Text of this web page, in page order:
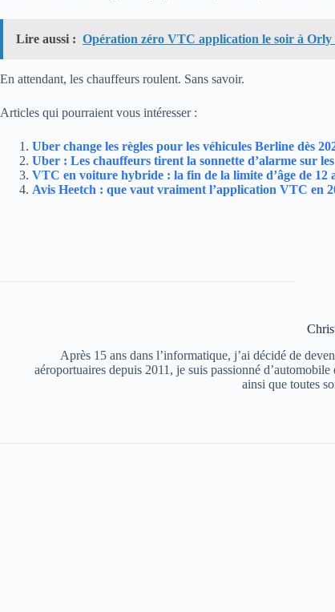
Lire aussi : Opération zéro VTC application le soir à Orly
En attendant, les chauffeurs roulent. Sans savoir.
Articles qui pourraient vous intéresser :
Uber change les règles pour les véhicules Berline dès
Uber : Les chauffeurs tirent la sonnette d’alarme sur
VTC en voiture hybride : la fin de la limite d’âge de 12
Avis Heetch : que vaut vraiment l’application VTC en
Après 15 ans dans l’informatique, j’ai décidé de
aéroportuaires depuis 2011, je suis passionné
ainsi que toutes